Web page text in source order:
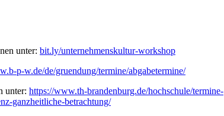
unter: bit.ly/unternehmenskultur-workshop
p-w.de/de/gruendung/termine/abgabetermine/
unter: https://www.th-brandenburg.de/hochschule/termine-
ganzheitliche-betrachtung/